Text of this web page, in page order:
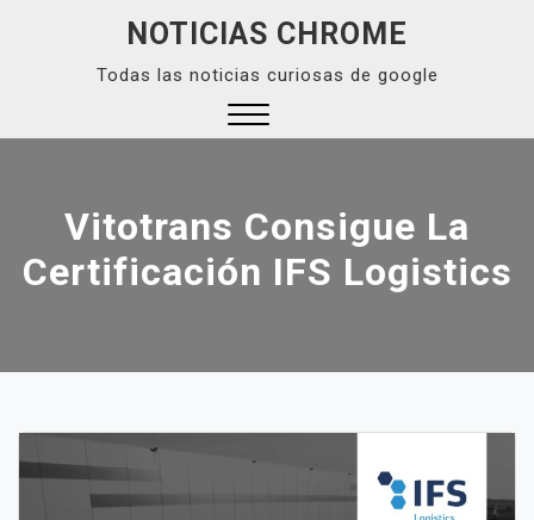
NOTICIAS CHROME
Todas las noticias curiosas de google
Vitotrans Consigue La
Certificación IFS Logistics